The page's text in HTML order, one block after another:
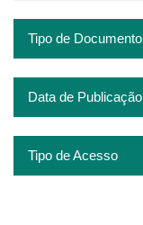
Tipo de Documento
Data de Publicação
Tipo de Acesso